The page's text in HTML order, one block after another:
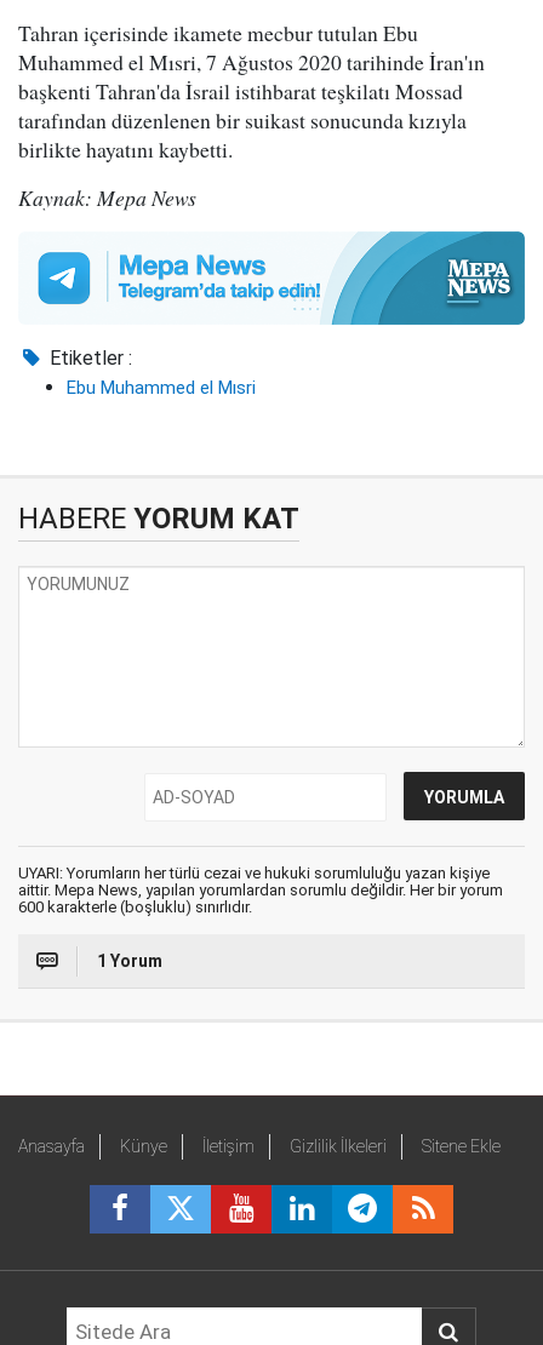
Tahran içerisinde ikamete mecbur tutulan Ebu
Muhammed el Mısri, 7 Ağustos 2020 tarihinde İran'ın
başkenti Tahran'da İsrail istihbarat teşkilatı Mossad
tarafından düzenlenen bir suikast sonucunda kızıyla
birlikte hayatını kaybetti.
Kaynak: Mepa News
Etiketler :
Ebu Muhammed el Mısri
HABERE YORUM KAT
UYARI: Yorumların her türlü cezai ve hukuki sorumluluğu yazan kişiye
aittir. Mepa News, yapılan yorumlardan sorumlu değildir. Her bir yorum
600 karakterle (boşluklu) sınırlıdır.
1 Yorum
Anasayfa Künye İletişim Gizlilik İlkeleri Sitene Ekle